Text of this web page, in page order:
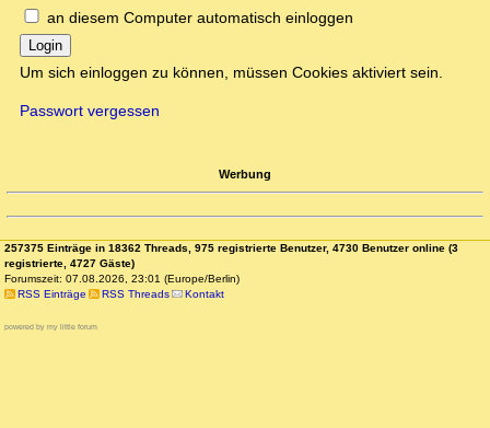
an diesem Computer automatisch einloggen
Login
Um sich einloggen zu können, müssen Cookies aktiviert sein.
Passwort vergessen
Werbung
257375 Einträge in 18362 Threads, 975 registrierte Benutzer, 4730 Benutzer online (3
registrierte, 4727 Gäste)
Forumszeit: 07.08.2026, 23:01 (Europe/Berlin)
RSS Einträge
RSS Threads Kontakt
powered by my little forum